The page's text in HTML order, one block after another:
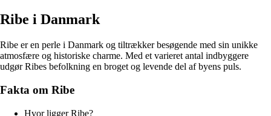
Ribe i Danmark
Ribe er en perle i Danmark og tiltrækker besøgende med sin unikke
atmosfære og historiske charme. Med et varieret antal indbyggere
udgør Ribes befolkning en broget og levende del af byens puls.
Fakta om Ribe
Hvor ligger Ribe?